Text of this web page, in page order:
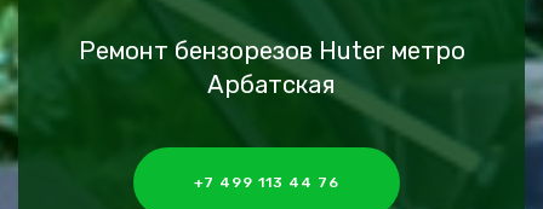
Ремонт бензорезов Huter метро
Арбатская
+7 499 113 44 76